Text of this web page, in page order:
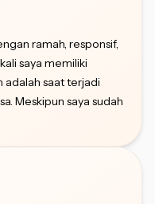
ramah, responsif,
saya memiliki
adalah saat terjadi
Meskipun saya sudah